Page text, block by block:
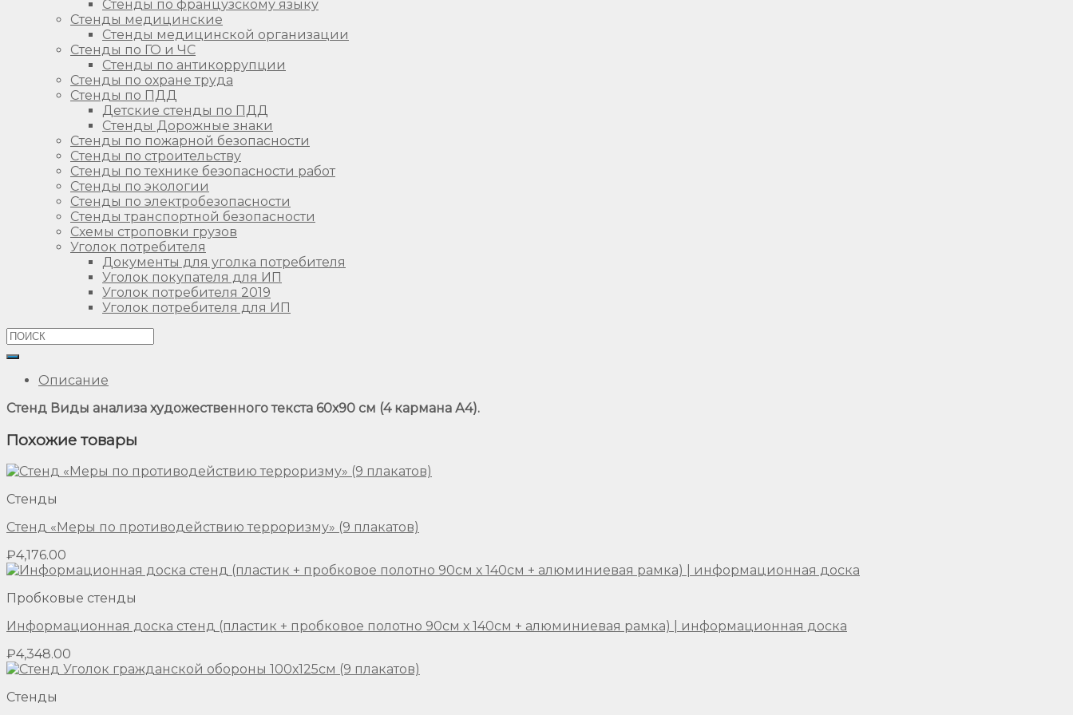
Стенды по французскому языку
Стенды медицинские
Стенды медицинской организации
Стенды по ГО и ЧС
Стенды по антикоррупции
Стенды по охране труда
Стенды по ПДД
Детские стенды по ПДД
Стенды Дорожные знаки
Стенды по пожарной безопасности
Стенды по строительству
Стенды по технике безопасности работ
Стенды по экологии
Стенды по электробезопасности
Стенды транспортной безопасности
Схемы строповки грузов
Уголок потребителя
Документы для уголка потребителя
Уголок покупателя для ИП
Уголок потребителя 2019
Уголок потребителя для ИП
Описание
Стенд Виды анализа художественного текста 60х90 см (4 кармана А4).
Похожие товары
Стенды
Стенд «Меры по противодействию терроризму» (9 плакатов)
₽4,176.00
Пробковые стенды
Информационная доска стенд (пластик + пробковое полотно 90см х 140см + алюминиевая рамка) | информационная доска
₽4,348.00
Стенды